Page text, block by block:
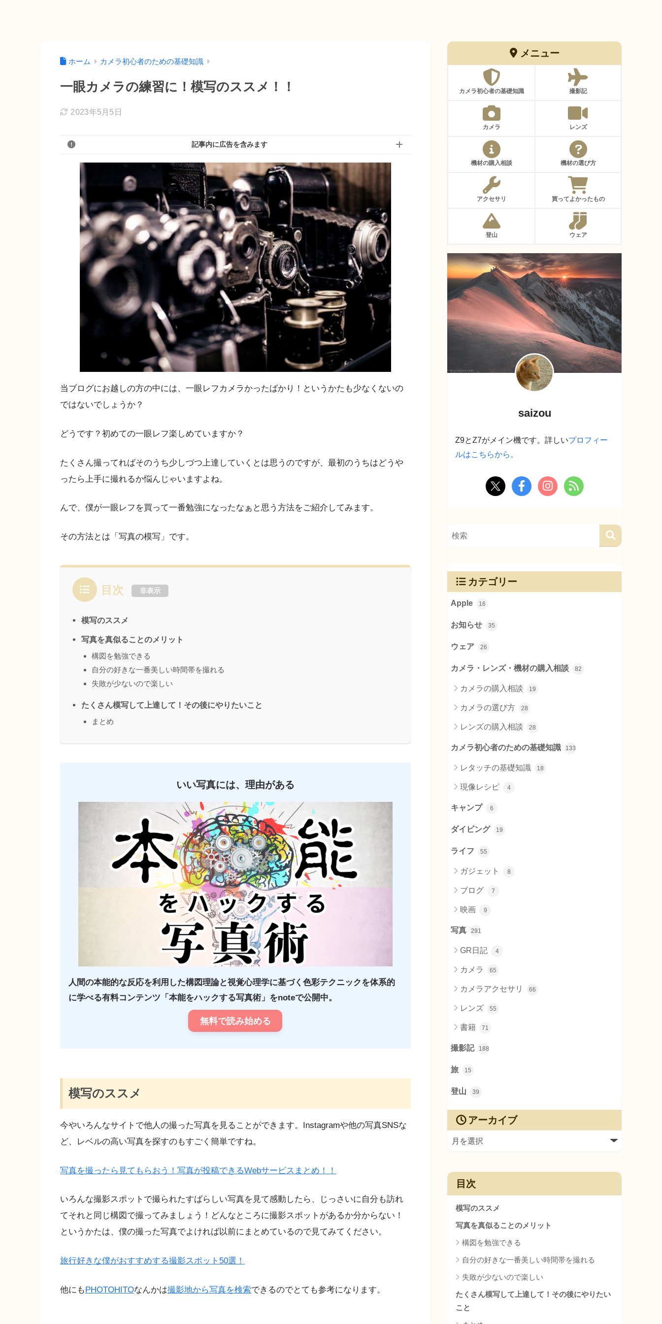
ホーム カメラ初心者のための基礎知識
一眼カメラの練習に！模写のススメ！！
2023年5月5日
記事内に広告を含みます
当ブログにお越しの方の中には、一眼レフカメラかったばかり！というかたも少なくないの
ではないでしょうか？
どうです？初めての一眼レフ楽しめていますか？
たくさん撮ってればそのうち少しづつ上達していくとは思うのですが、最初のうちはどうや
ったら上手に撮れるか悩んじゃいますよね。
んで、僕が一眼レフを買って一番勉強になったなぁと思う方法をご紹介してみます。
その方法とは「写真の模写」です。
目次 非表示
模写のススメ
写真を真似ることのメリット
構図を勉強できる
自分の好きな一番美しい時間帯を撮れる
失敗が少ないので楽しい
たくさん模写して上達して！その後にやりたいこと
まとめ
いい写真には、理由がある
人間の本能的な反応を利用した構図理論と視覚心理学に基づく色彩テクニックを体系的
に学べる有料コンテンツ「本能をハックする写真術」をnoteで公開中。
無料で読み始める
模写のススメ
今やいろんなサイトで他人の撮った写真を見ることができます。Instagramや他の写真SNSな
ど、レベルの高い写真を探すのもすごく簡単ですね。
写真を撮ったら見てもらおう！写真が投稿できるWebサービスまとめ！！
いろんな撮影スポットで撮られたすばらしい写真を見て感動したら、じっさいに自分も訪れ
てそれと同じ構図で撮ってみましょう！どんなところに撮影スポットがあるか分からない！
というかたは、僕の撮った写真でよければ以前にまとめているので見てみてください。
旅行好きな僕がおすすめする撮影スポット50選！
他にもPHOTOHITOなんかは撮影地から写真を検索できるのでとても参考になります。
メニュー
カメラ初心者の基礎知識 撮影記
カメラ レンズ
機材の購入相談 機材の選び方
アクセサリ 買ってよかったもの
登山 ウェア
saizou
Z9とZ7がメイン機です。詳しいプロフィー
ルはこちらから。
カテゴリー
Apple 16
お知らせ 35
ウェア 26
カメラ・レンズ・機材の購入相談 82
カメラの購入相談 19
カメラの選び方 28
レンズの購入相談 28
カメラ初心者のための基礎知識 133
レタッチの基礎知識 18
現像レシピ 4
キャンプ 6
ダイビング 19
ライフ 55
ガジェット 8
ブログ 7
映画 9
写真 291
GR日記 4
カメラ 65
カメラアクセサリ 66
レンズ 55
書籍 71
撮影記 188
旅 15
登山 39
アーカイブ
目次
模写のススメ
写真を真似ることのメリット
構図を勉強できる
自分の好きな一番美しい時間帯を撮れる
失敗が少ないので楽しい
たくさん模写して上達して！その後にやりたい
こと